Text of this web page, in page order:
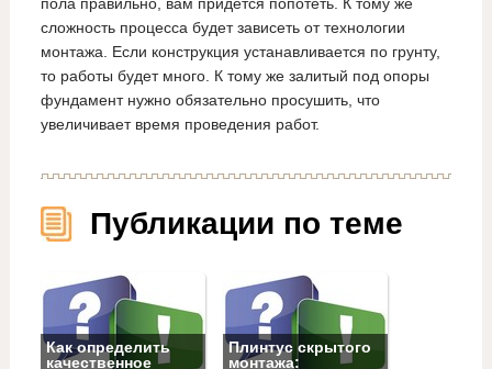
пола правильно, вам придется попотеть. К тому же
сложность процесса будет зависеть от технологии
монтажа. Если конструкция устанавливается по грунту,
то работы будет много. К тому же залитый под опоры
фундамент нужно обязательно просушить, что
увеличивает время проведения работ.
Публикации по теме
Как определить
качественное
Плинтус скрытого
монтажа: